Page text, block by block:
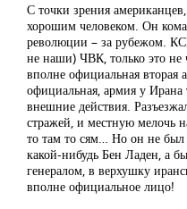
С точки зрения
хорошим человеком. Он
революции – за рубежом.
не наши) ЧВК, только это не
вполне официальная вторая
официальная, армия у Ирана
внешние действия.
стражей, и местную мелочь
то там то сям… Но он не был
какой-нибудь Бен Ладен, а
генералом, в верхушку
вполне официальное лицо!